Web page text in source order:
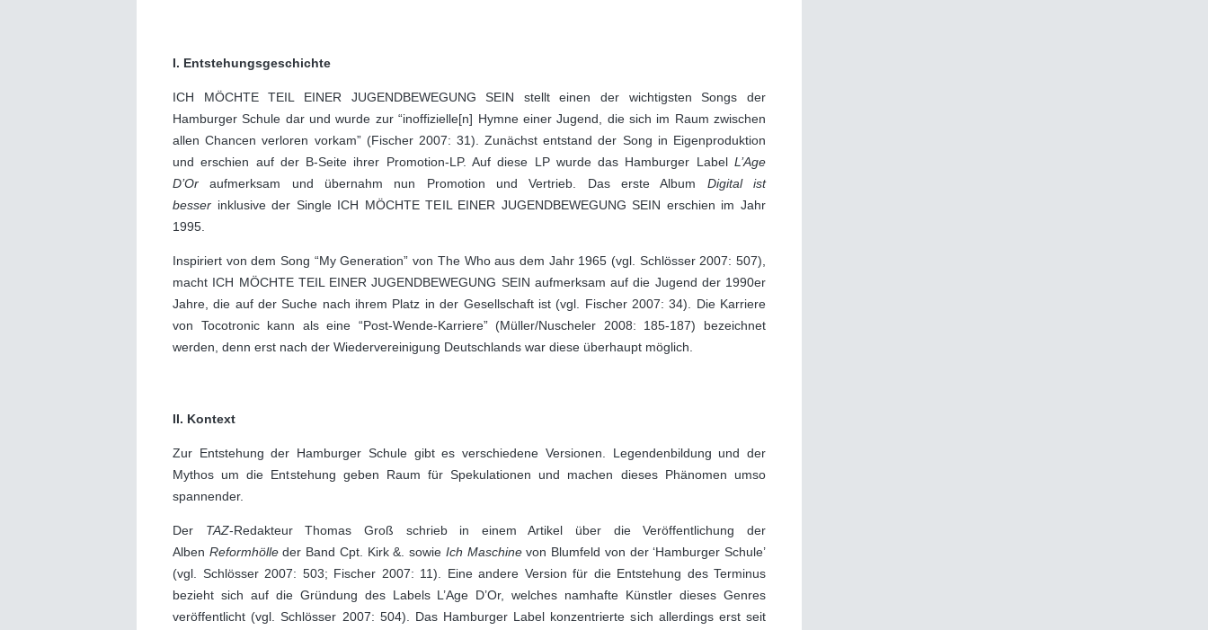
I. Entstehungsgeschichte
ICH MÖCHTE TEIL EINER JUGENDBEWEGUNG SEIN stellt einen der wichtigsten Songs der
Hamburger Schule dar und wurde zur “inoffizielle[n] Hymne einer Jugend, die sich im Raum zwischen
allen Chancen verloren vorkam” (Fischer 2007: 31). Zunächst entstand der Song in Eigenproduktion
und erschien auf der B-Seite ihrer Promotion-LP. Auf diese LP wurde das Hamburger Label L’Age
D’Or aufmerksam und übernahm nun Promotion und Vertrieb. Das erste Album Digital ist
besser inklusive der Single ICH MÖCHTE TEIL EINER JUGENDBEWEGUNG SEIN erschien im Jahr
1995.
Inspiriert von dem Song “My Generation” von The Who aus dem Jahr 1965 (vgl. Schlösser 2007: 507),
macht ICH MÖCHTE TEIL EINER JUGENDBEWEGUNG SEIN aufmerksam auf die Jugend der 1990er
Jahre, die auf der Suche nach ihrem Platz in der Gesellschaft ist (vgl. Fischer 2007: 34). Die Karriere
von Tocotronic kann als eine “Post-Wende-Karriere” (Müller/Nuscheler 2008: 185-187) bezeichnet
werden, denn erst nach der Wiedervereinigung Deutschlands war diese überhaupt möglich.
II. Kontext
Zur Entstehung der Hamburger Schule gibt es verschiedene Versionen. Legendenbildung und der
Mythos um die Entstehung geben Raum für Spekulationen und machen dieses Phänomen umso
spannender.
Der TAZ-Redakteur Thomas Groß schrieb in einem Artikel über die Veröffentlichung der
Alben Reformhölleder Band Cpt. Kirk &. sowie Ich Maschinevon Blumfeld von der ‘Hamburger Schule’
(vgl. Schlösser 2007: 503; Fischer 2007: 11). Eine andere Version für die Entstehung des Terminus
bezieht sich auf die Gründung des Labels L’Age D’Or, welches namhafte Künstler dieses Genres
veröffentlicht (vgl. Schlösser 2007: 504). Das Hamburger Label konzentrierte sich allerdings erst seit